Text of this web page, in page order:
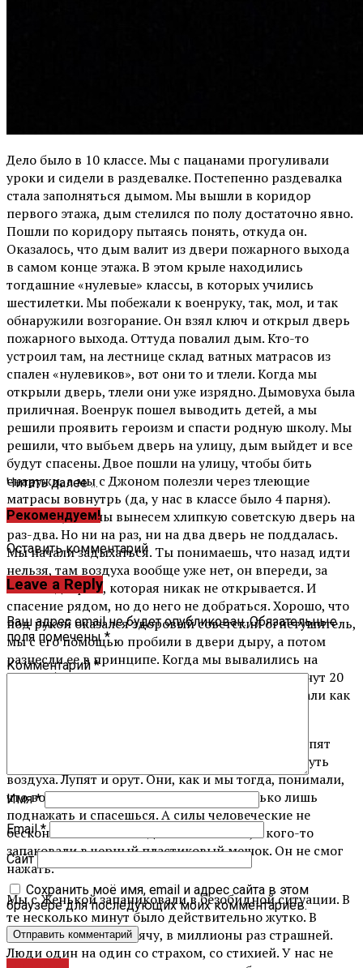
Дело было в 10 классе. Мы с пацанами прогуливали
уроки и сидели в раздевалке. Постепенно раздевалка
стала заполняться дымом. Мы вышли в коридор
первого этажа, дым стелился по полу достаточно явно.
Пошли по коридору пытаясь понять, откуда он.
Оказалось, что дым валит из двери пожарного выхода
в самом конце этажа. В этом крыле находились
тогдашние «нулевые» классы, в которых учились
шестилетки. Мы побежали к военруку, так, мол, и так
обнаружили возгорание. Он взял ключ и открыл дверь
пожарного выхода. Оттуда повалил дым. Кто-то
устроил там, на лестнице склад ватных матрасов из
спален «нулевиков», вот они то и тлели. Когда мы
открыли дверь, тлели они уже изрядно. Дымовуха была
приличная. Военрук пошел выводить детей, а мы
решили проявить героизм и спасти родную школу. Мы
решили, что выбьем дверь на улицу, дым выйдет и все
будут спасены. Двое пошли на улицу, чтобы бить
снаружи, а мы с Джоном полезли через тлеющие
матрасы вовнутрь (да, у нас в классе было 4 парня).
Казалось, что мы вынесем хлипкую советскую дверь на
раз-два. Но ни на раз, ни на два дверь не поддалась.
Мы начали задыхаться. Ты понимаешь, что назад идти
нельзя, там воздуха вообще уже нет, он впереди, за
тонкой дверью, которая никак не открывается. И
спасение рядом, но до него не добраться. Хорошо, что
под рукой оказался здоровый советский огнетушитель,
мы с его помощью пробили в двери дыру, а потом
разнесли ее в принципе. Когда мы вывалились на
улицу, было очень плохо. Женьку вырвало. Я минут 20
сидел и не мог встать. А потом мы сидели и ржали как
Сейчас я увидел кадры, как в Кемерово люди лупят
огнетушителем по железной двери, чтобы глотнуть
воздуха. Лупят и орут. Они, как и мы тогда, понимали,
что вот оно спасение, рядом. И надо только лишь
поднажать и спасешься. А силы человеческие не
бесконечны. Кто-то поднажал и спасся, а кого-то
запаковали в черный пластиковый мешок. Он не смог
нажать.
Мы с Женькой запаниковали в безобидной ситуации. В
те несколько минут было действительно жутко. В
Кемерово было в тысячу, в миллионы раз страшней.
Люди один на один со страхом, со стихией. У нас не
Читать далее ...
Рекомендуем!
Оставить комментарий
Leave a Reply
Ваш адрес email не будет опубликован. Обязательные
поля помечены*
Комментарий *
Имя*
Email*
Сайт
Сохранить моё имя, email и адрес сайта в этом
браузере для последующих моих комментариев.